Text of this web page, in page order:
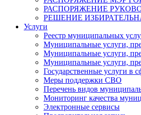
РАСПОРЯЖЕНИЕ
РЕШЕНИЕ
Услуги
Реестр муниципальных
Муниципальные услуги,
Муниципальные услуги,
Муниципальные услуги,
Государственные услуги в
Меры поддержки СВО
Перечень видов
Мониторинг качества
Электронные сервисы